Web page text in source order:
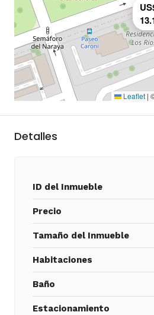
Leaflet |
Detalles
ID del Inmueble
Precio
Tamaño del Inmueble
Habitaciones
Baño
Estacionamiento